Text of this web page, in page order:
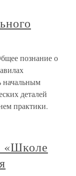
познание о
начальным
деталей
практики.
«Школе